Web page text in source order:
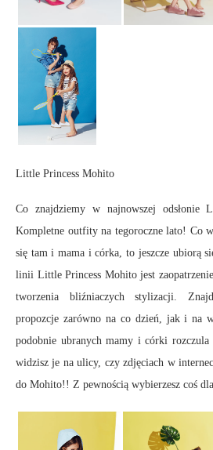
Little Princess Mohito
Co znajdziemy w najnowszej odsłonie
Kompletne outfity na tegoroczne lato! Co
się tam i mama i córka, to jeszcze ubiorą
linii Little Princess Mohito jest
tworzenia bliźniaczych stylizacji.
propozcje zarówno na co dzień, jak i na
podobnie ubranych mamy i córki
widzisz je na ulicy, czy zdjęciach w
do Mohito!! Z pewnością wybierzesz coś